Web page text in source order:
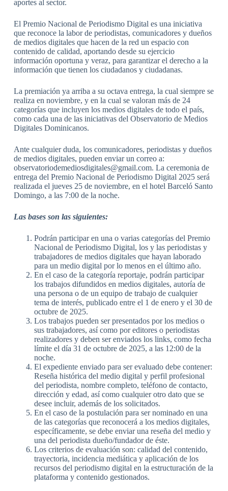
aportes al sector.
El Premio Nacional de Periodismo Digital es una iniciativa
que reconoce la labor de periodistas, comunicadores y dueños
de medios digitales que hacen de la red un espacio con
contenido de calidad, aportando desde su ejercicio
información oportuna y veraz, para garantizar el derecho a la
información que tienen los ciudadanos y ciudadanas.
La premiación ya arriba a su octava entrega, la cual siempre se
realiza en noviembre, y en la cual se valoran más de 24
categorías que incluyen los medios digitales de todo el país,
como cada una de las iniciativas del Observatorio de Medios
Digitales Dominicanos.
Ante cualquier duda, los comunicadores, periodistas y dueños
de medios digitales, pueden enviar un correo a:
observatoriodemediosdigitales@gmail.com. La ceremonia de
entrega del Premio Nacional de Periodismo Digital 2025 será
realizada el jueves 25 de noviembre, en el hotel Barceló Santo
Domingo, a las 7:00 de la noche.
Las bases son las siguientes:
Podrán participar en una o varias categorías del Premio
Nacional de Periodismo Digital, los y las periodistas y
trabajadores de medios digitales que hayan laborado
para un medio digital por lo menos en el último año.
En el caso de la categoría reportaje, podrán participar
los trabajos difundidos en medios digitales, autoría de
una persona o de un equipo de trabajo de cualquier
tema de interés, publicado entre el 1 de enero y el 30 de
octubre de 2025.
Los trabajos pueden ser presentados por los medios o
sus trabajadores, así como por editores o periodistas
realizadores y deben ser enviados los links, como fecha
límite el día 31 de octubre de 2025, a las 12:00 de la
noche.
El expediente enviado para ser evaluado debe contener:
Reseña histórica del medio digital y perfil profesional
del periodista, nombre completo, teléfono de contacto,
dirección y edad, así como cualquier otro dato que se
desee incluir, además de los solicitados.
En el caso de la postulación para ser nominado en una
de las categorías que reconocerá a los medios digitales,
específicamente, se debe enviar una reseña del medio y
una del periodista dueño/fundador de éste.
Los criterios de evaluación son: calidad del contenido,
trayectoria, incidencia mediática y aplicación de los
recursos del periodismo digital en la estructuración de la
plataforma y contenido gestionados.